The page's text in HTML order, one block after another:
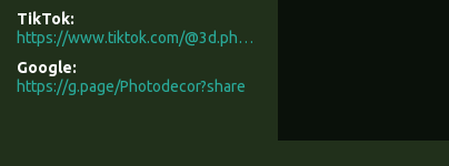
TikTok
https://www.tiktok.com/@3d.photodecor?is_from_webapp=1&sender_device=pc
Google
https://g.page/Photodecor?share